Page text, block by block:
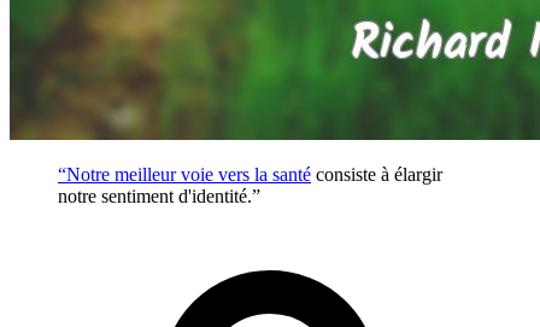
“Notre meilleur voie vers la santé consiste à élargir
notre sentiment d'identité.”